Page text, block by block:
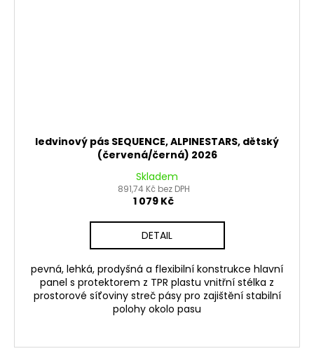
ledvinový pás SEQUENCE, ALPINESTARS, dětský
(červená/černá) 2026
Skladem
891,74 Kč bez DPH
1 079 Kč
DETAIL
pevná, lehká, prodyšná a flexibilní konstrukce hlavní
panel s protektorem z TPR plastu vnitřní stélka z
prostorové síťoviny streč pásy pro zajištění stabilní
polohy okolo pasu